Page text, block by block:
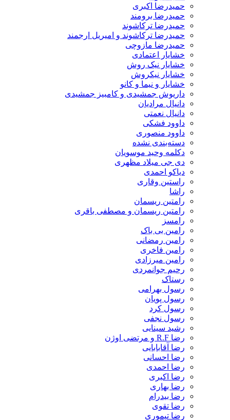
حمیدرضا اکبری
حمیدرضا برومند
حمیدرضا ترکاشوند
حمیدرضا ترکاشوند و امیریل ارجمند
حمیدرضا مازوچی
خشایار اعتمادی
خشایار نیک روش
خشایار نیکروش
خشایار و نیما و کانو
داریوش جمشیدی و کامبیز جمشیدی
دانیال مرادیان
دانیال نعمتی
داوود فشکی
داوود منصوری
دسته‌بندی نشده
دکلمه وحید موسویان
دی جی میلاد مظهری
دیاکو احمدی
راستین وقاری
راشا
رامتین ریسمان
رامتین ریسمان و مصطفی باقری
رامسز
رامین بی باک
رامین رمضانی
رامین فاخری
رامین میرزادی
رحیم جوانمردی
رستاک
رسول بهرامی
رسول پویان
رسول کرد
رسول نجفی
رشید سینایی
رضا R.F و مرتضی اوژن
رضا آقابابایی
رضا احسانی
رضا احمدی
رضا اکبری
رضا بهاری
رضا بیدرام
رضا تقوی
رضا تیموری